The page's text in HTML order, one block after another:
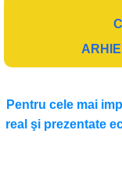
Pentru cele mai
real şi prezentate